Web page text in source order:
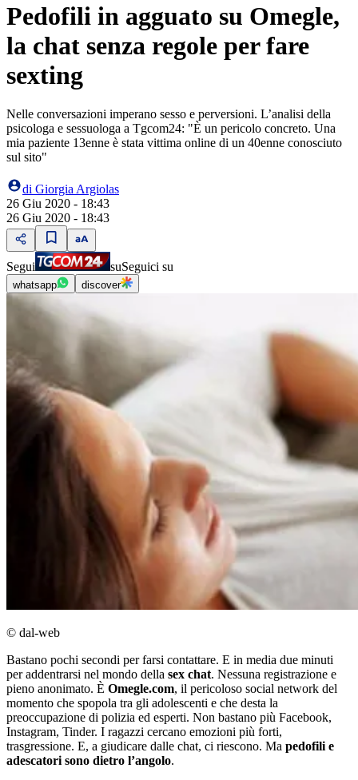
Pedofili in agguato su Omegle,
la chat senza regole per fare
sexting
Nelle conversazioni imperano sesso e perversioni. L’analisi della
psicologa e sessuologa a Tgcom24: "È un pericolo concreto. Una
mia paziente 13enne è stata vittima online di un 40enne conosciuto
sul sito"
di Giorgia Argiolas
26 Giu 2020 - 18:43
26 Giu 2020 - 18:43
Segui suSeguici su
whatsapp discover
© dal-web
Bastano pochi secondi per farsi contattare. E in media due minuti
per addentrarsi nel mondo della sex chat. Nessuna registrazione e
pieno anonimato. È Omegle.com, il pericoloso social network del
momento che spopola tra gli adolescenti e che desta la
preoccupazione di polizia ed esperti. Non bastano più Facebook,
Instagram, Tinder. I ragazzi cercano emozioni più forti,
trasgressione. E, a giudicare dalle chat, ci riescono. Ma pedofili e
adescatori sono dietro l’angolo.